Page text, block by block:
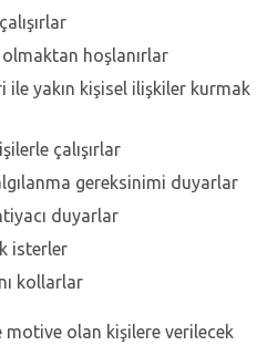
hoşlanırlar
yakın kişisel ilişkiler kurmak
çalışırlar
gereksinimi duyarlar
duyarlar
isterler
kollarlar
motive olan kişilere verilecek